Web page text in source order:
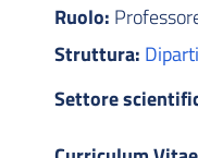
Ruolo:
Struttura:
Settore